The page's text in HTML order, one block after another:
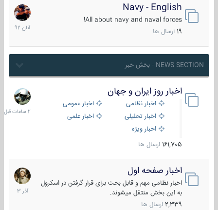
Navy - English
All about navy and naval forces!
ارسال ها
22
آبان
1392
NEWS SECTION - بخش خبر
اخبار روز ایران و جهان
اخبار نظامی
اخبار عمومی
اخبار تحلیلی
اخبار علمی
اخبار ویژه
161,705 ارسال ها
2
ساعات
قبل
اخبار صفحه اول
اخبار نظامی مهم و قابل بحث برای قرار گرفتن در اسکرول
به این بخش منتقل میشوند.
2,339 ارسال ها
7
آذر
1403